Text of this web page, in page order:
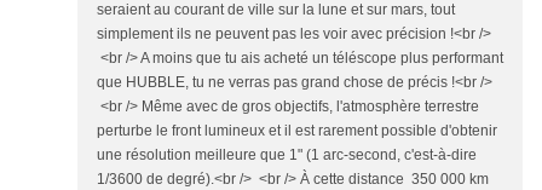
seraient au courant de ville sur la lune et sur mars, tout
simplement ils ne peuvent pas les voir avec précision !<br />
<br /> A moins que tu ais acheté un téléscope plus performant
que HUBBLE, tu ne verras pas grand chose de précis !<br />
<br /> Même avec de gros objectifs, l'atmosphère terrestre
perturbe le front lumineux et il est rarement possible d'obtenir
une résolution meilleure que 1" (1 arc-second, c'est-à-dire
1/3600 de degré).<br /> <br /> À cette distance 350 000 km